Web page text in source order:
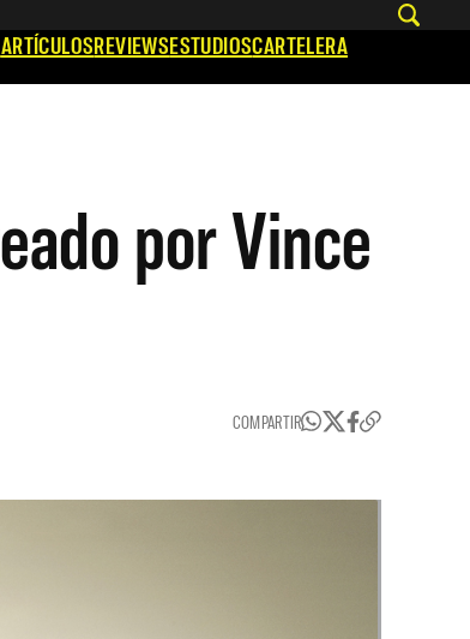
ARTÍCULOSREVIEWSESTUDIOSCARTELERA
por Vince
COMPARTIR